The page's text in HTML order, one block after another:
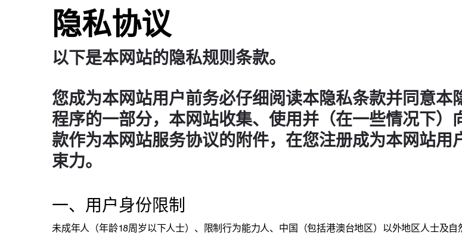
隐私协议
以下是本网站的隐私规则条款。
您成为本网站用户前务必仔细阅读本隐私条款并同意
程序的一部分，本网站收集、使用并（在一些情况下
款作为本网站服务协议的附件，在您注册成为本网站
束力。
一、用户身份限制
未成年人（年龄18周岁以下人士）、限制行为能力人、中国（包括港澳台地区）以外地区人士及